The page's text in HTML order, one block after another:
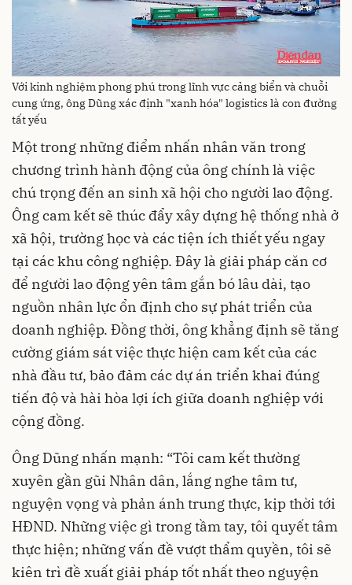
Với kinh nghiệm phong phú trong lĩnh vực cảng biển và chuỗi
cung ứng, ông Dũng xác định "xanh hóa" logistics là con đường
tất yếu
Một trong những điểm nhấn nhân văn trong
chương trình hành động của ông chính là việc
chú trọng đến an sinh xã hội cho người lao động.
Ông cam kết sẽ thúc đẩy xây dựng hệ thống nhà ở
xã hội, trường học và các tiện ích thiết yếu ngay
tại các khu công nghiệp. Đây là giải pháp căn cơ
để người lao động yên tâm gắn bó lâu dài, tạo
nguồn nhân lực ổn định cho sự phát triển của
doanh nghiệp. Đồng thời, ông khẳng định sẽ tăng
cường giám sát việc thực hiện cam kết của các
nhà đầu tư, bảo đảm các dự án triển khai đúng
tiến độ và hài hòa lợi ích giữa doanh nghiệp với
cộng đồng.
Ông Dũng nhấn mạnh: “Tôi cam kết thường
xuyên gần gũi Nhân dân, lắng nghe tâm tư,
nguyện vọng và phản ánh trung thực, kịp thời tới
HĐND. Những việc gì trong tầm tay, tôi quyết tâm
thực hiện; những vấn đề vượt thẩm quyền, tôi sẽ
kiên trì đề xuất giải pháp tốt nhất theo nguyện